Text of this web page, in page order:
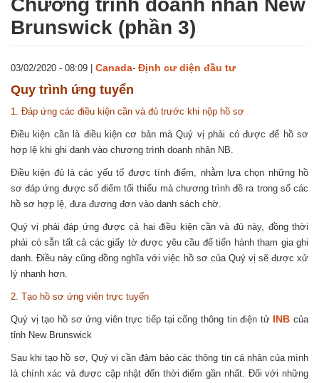
Chương trình doanh nhân New
Brunswick (phần 3)
03/02/2020 - 08:09 Canada- Định cư diện đầu tư
Quy trình ứng tuyển
1. Đáp ứng các điều kiện cần và đủ trước khi nộp hồ sơ
Điều kiện cần là điều kiện cơ bản mà Quý vị phải có được để hồ sơ
hợp lệ khi ghi danh vào chương trình doanh nhân NB.
Điều kiện đủ là các yếu tố được tính điểm, nhằm lựa chọn những hồ
sơ đáp ứng được số điểm tối thiểu mà chương trình đề ra trong số các
hồ sơ hợp lệ, đưa đương đơn vào danh sách chờ.
Quý vị phải đáp ứng được cả hai điều kiện cần và đủ này, đồng thời
phải có sẵn tất cả các giấy tờ được yêu cầu để tiến hành tham gia ghi
danh. Điều này cũng đồng nghĩa với việc hồ sơ của Quý vị sẽ được xử
lý nhanh hơn.
2. Tạo hồ sơ ứng viên trực tuyến
Quý vị tạo hồ sơ ứng viên trực tiếp tại cổng thông tin điện tử INB của
tỉnh New Brunswick
Sau khi tạo hồ sơ, Quý vị cần đảm bảo các thông tin cá nhân của mình
là chính xác và được cập nhật đến thời điểm gần nhất. Đối với những